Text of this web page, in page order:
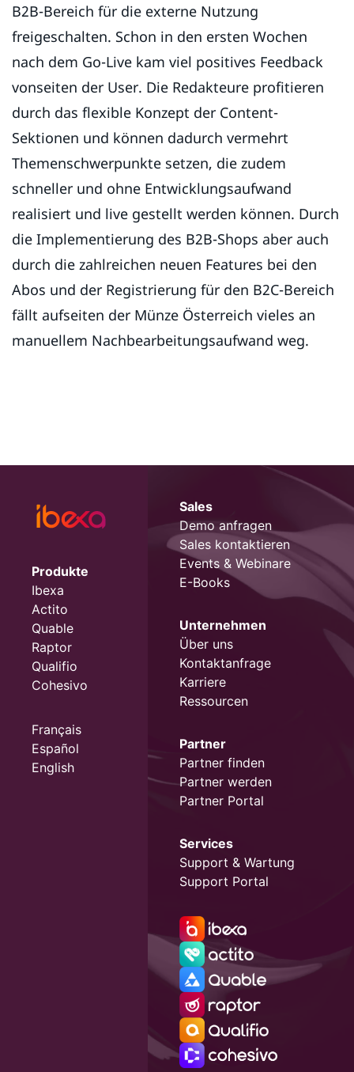
B2B-Bereich für die externe Nutzung
freigeschalten. Schon in den ersten Wochen
nach dem Go-Live kam viel positives Feedback
vonseiten der User. Die Redakteure profitieren
durch das flexible Konzept der Content-
Sektionen und können dadurch vermehrt
Themenschwerpunkte setzen, die zudem
schneller und ohne Entwicklungsaufwand
realisiert und live gestellt werden können. Durch
die Implementierung des B2B-Shops aber auch
durch die zahlreichen neuen Features bei den
Abos und der Registrierung für den B2C-Bereich
fällt aufseiten der Münze Österreich vieles an
manuellem Nachbearbeitungsaufwand weg.